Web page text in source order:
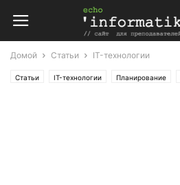
Домой Статьи IT-технологии
Статьи IT-технологии Планирование